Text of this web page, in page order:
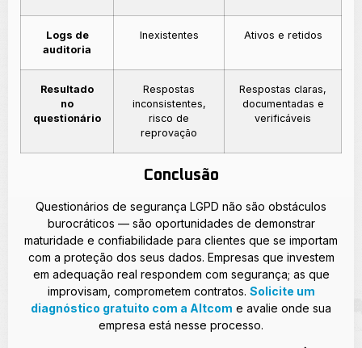
Logs de
auditoria
Inexistentes Ativos e retidos
Resultado
no
questionário
Respostas
inconsistentes,
risco de
reprovação
Respostas claras,
documentadas e
verificáveis
Conclusão
Questionários de segurança LGPD não são obstáculos
burocráticos — são oportunidades de demonstrar
maturidade e confiabilidade para clientes que se importam
com a proteção dos seus dados. Empresas que investem
em adequação real respondem com segurança; as que
improvisam, comprometem contratos. Solicite um
diagnóstico gratuito com a Altcom e avalie onde sua
empresa está nesse processo.